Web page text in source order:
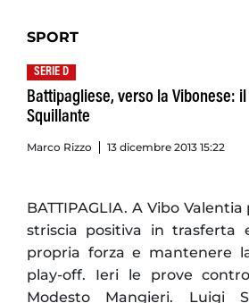
SPORT
SERIE D
Battipagliese, verso la Vibonese:
Squillante
Marco Rizzo 13 dicembre 2013 15:22
BATTIPAGLIA. A Vibo
striscia positiva in trasferta
propria forza e mantenere
play-off. Ieri le prove
Modesto Mangieri. Luigi